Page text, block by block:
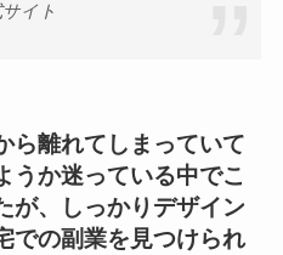
イト
ら離れてしまっていて
うか迷っている中でこ
が、しっかりデザイン
での副業を見つけられ